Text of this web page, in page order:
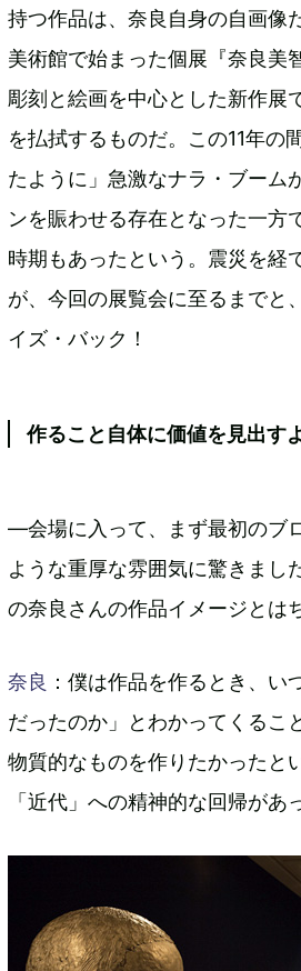
持つ作品は、奈良自身の自画像
美術館で始まった個展『奈良美
彫刻と絵画を中心とした新作展
を払拭するものだ。この11年の
たように」急激なナラ・ブーム
ンを賑わせる存在となった一方
時期もあったという。震災を経
が、今回の展覧会に至るまでと
イズ・バック！
作ること自体に価値を見出す
―会場に入って、まず最初のブ
ような重厚な雰囲気に驚きまし
の奈良さんの作品イメージとは
奈良 ：僕は作品を作るとき、
だったのか」とわかってくるこ
物質的なものを作りたかったと
「近代」への精神的な回帰があ